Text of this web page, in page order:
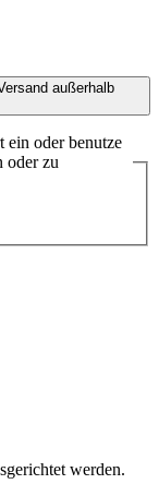
außerhalb
ein oder benutze
oder zu
werden.